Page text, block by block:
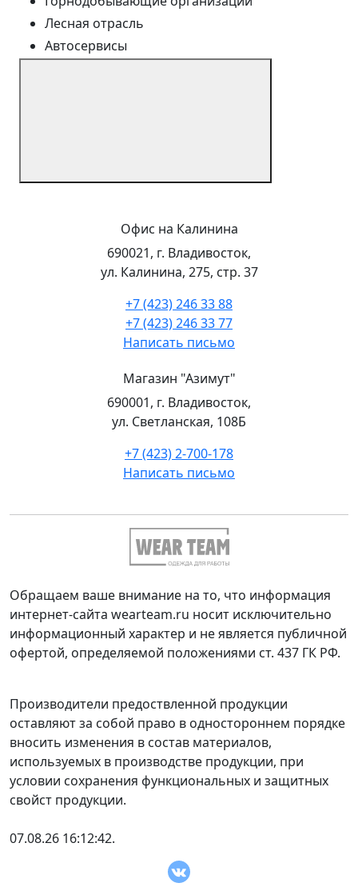
Лесная отрасль
Автосервисы
Офис на Калинина
690021, г. Владивосток,
ул. Калинина, 275, стр. 37
+7 (423) 246 33 88
+7 (423) 246 33 77
Написать письмо
Магазин "Азимут"
690001, г. Владивосток,
ул. Светланская, 108Б
+7 (423) 2-700-178
Написать письмо
Обращаем ваше внимание на то, что информация
интернет-сайта wearteam.ru носит исключительно
информационный характер и не является публичной
офертой, определяемой положениями ст. 437 ГК РФ.
Производители предоствленной продукции
оставляют за собой право в одностороннем порядке
вносить изменения в состав материалов,
используемых в производстве продукции, при
условии сохранения функциональных и защитных
свойст продукции.
07.08.26 16:12:42.